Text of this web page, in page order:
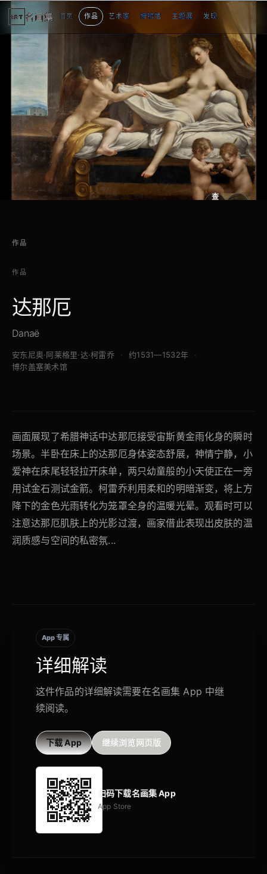
ART 名画集 首页 作品 艺术家 博物馆 主题展 发现
3
个
看
点
123
查
作品
作品
达那厄
Danaë
安东尼奥·阿莱格里·达·柯雷乔
约1531—1532年
博尔盖塞美术馆
画面展现了希腊神话中达那厄接受宙斯黄金雨化身的瞬时
场景。半卧在床上的达那厄身体姿态舒展，神情宁静，小
爱神在床尾轻轻拉开床单，两只幼童般的小天使正在一旁
用试金石测试金箭。柯雷乔利用柔和的明暗渐变，将上方
降下的金色光雨转化为笼罩全身的温暖光晕。观看时可以
注意达那厄肌肤上的光影过渡，画家借此表现出皮肤的温
润质感与空间的私密氛...
App 专属
详细解读
这件作品的详细解读需要在名画集 App 中继
续阅读。
下载 App 继续浏览网页版
扫码下载名画集 App
App Store